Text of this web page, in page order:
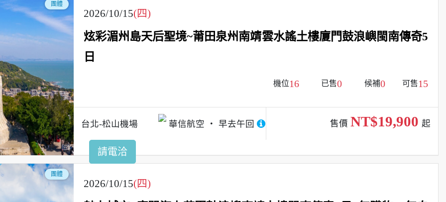
團體
2026/10/15(四)
炫彩湄州島天后聖境~莆田泉州南靖雲水謠土樓廈門鼓浪嶼閩南傳奇5
日
機位16 已售0 候補0 可售15
台北-松山機場 華信航空 早去午回 售價 NT$19,900 起
請電洽
團體
2026/10/15(四)